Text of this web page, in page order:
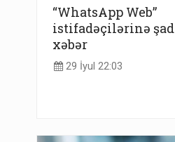
“WhatsApp Web”
istifadəçilərinə şad
xəbər
29 İyul 22:03